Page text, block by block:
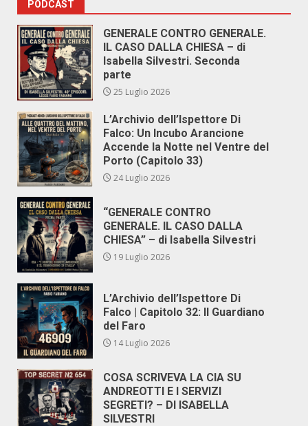
PODCAST
GENERALE CONTRO GENERALE.
IL CASO DALLA CHIESA – di
Isabella Silvestri. Seconda
parte
25 Luglio 2026
L’Archivio dell’Ispettore Di
Falco: Un Incubo Arancione
Accende la Notte nel Ventre del
Porto (Capitolo 33)
24 Luglio 2026
“GENERALE CONTRO
GENERALE. IL CASO DALLA
CHIESA” – di Isabella Silvestri
19 Luglio 2026
L’Archivio dell’Ispettore Di
Falco | Capitolo 32: Il Guardiano
del Faro
14 Luglio 2026
COSA SCRIVEVA LA CIA SU
ANDREOTTI E I SERVIZI
SEGRETI? – DI ISABELLA
SILVESTRI